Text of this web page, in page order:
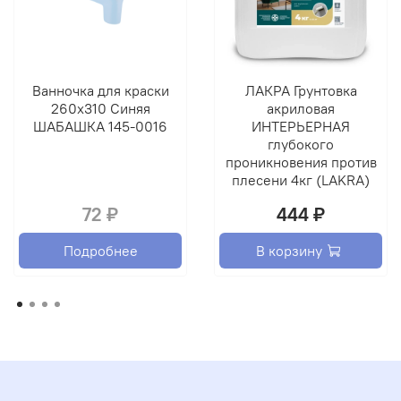
Ванночка для краски
260х310 Синяя
ШАБАШКА 145-0016
72 ₽
Подробнее
ЛАКРА Грунтовка
акриловая
ИНТЕРЬЕРНАЯ
глубокого
проникновения против
плесени 4кг (LAKRA)
444 ₽
В корзину